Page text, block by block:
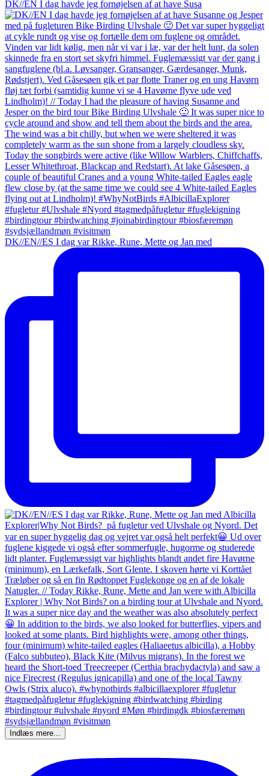
DK//EN I dag havde jeg fornøjelsen af at have Susa
DK//EN//ES I dag var Rikke, Rune, Mette og Jan med
Indlæs mere...